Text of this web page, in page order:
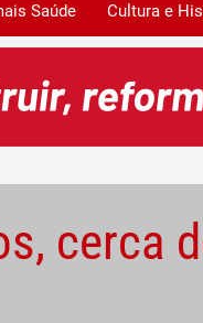
Saúde Cultura e
cerca